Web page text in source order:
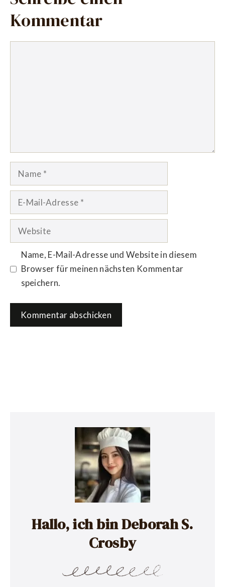
Kommentar
Name
Mail-
Adresse
Website
Name, E-Mail-Adresse und Website in diesem
Browser für meinen nächsten Kommentar
speichern.
Hallo, ich bin Deborah S.
Crosby